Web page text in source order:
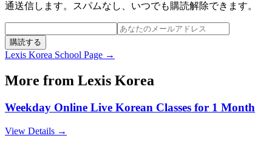
通送信します。スパムなし、いつでも購読解除できます。
購読する
Lexis Korea School Page →
More from Lexis Korea
Weekday Online Live Korean Classes for 1 Month
View Details →